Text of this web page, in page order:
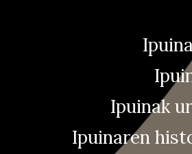
Ipuinak
Ipuinaren